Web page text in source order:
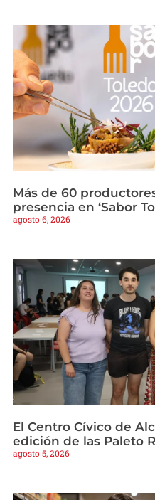
Más de 60
presencia en ‘Sabor
agosto 6, 2026
El Centro Cívico de
edición de las Paleto
agosto 5, 2026